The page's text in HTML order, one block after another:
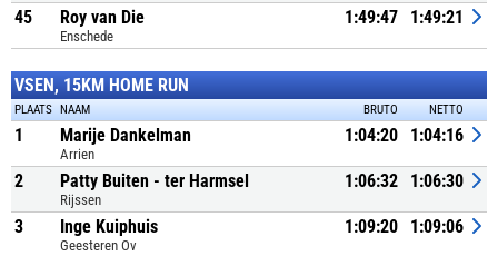
45 Roy van Die
Enschede
1:49:47 1:49:21
VSEN, 15KM HOME RUN
PLAATS NAAM BRUTO NETTO
1 Marije Dankelman
Arrien
1:04:20 1:04:16
2 Patty Buiten - ter Harmsel
Rijssen
1:06:32 1:06:30
3 Inge Kuiphuis
Geesteren Ov
1:09:20 1:09:06